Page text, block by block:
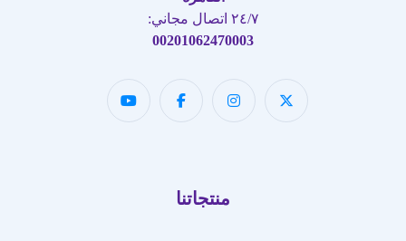
٢٤/٧ اتصال مجاني:
00201062470003
منتجاتنا